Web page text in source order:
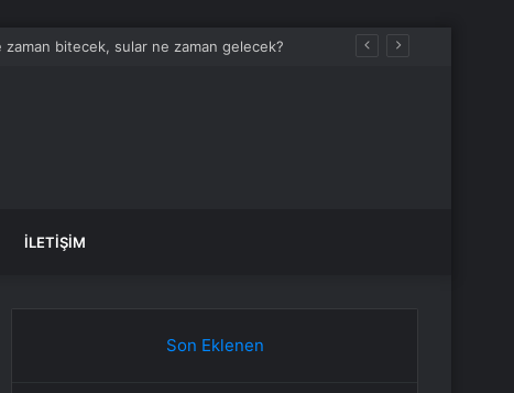
bitecek, sular ne zaman gelecek?
İLETIŞIM
Son Eklenen